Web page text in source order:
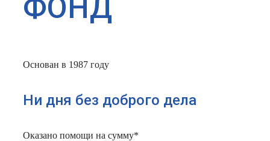
ФОНД
Основан в 1987 году
Ни дня без доброго дела
Оказано помощи на сумму*